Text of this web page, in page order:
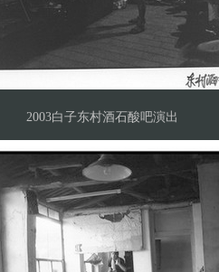
2003白子东村酒石酸吧演出